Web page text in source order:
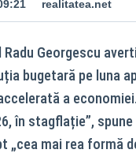
realitatea.net
Georgescu
bugetară pe luna
a
în stagflație”,
„cea mai rea formă